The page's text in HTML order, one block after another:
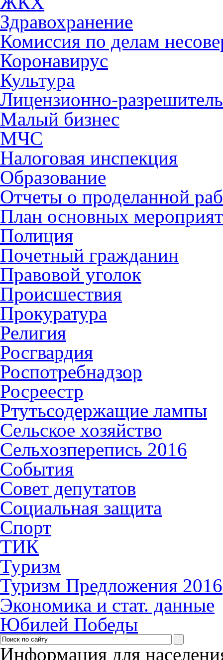
Здравохранение
Комиссия по делам
Коронавирус
Культура
Лицензионно-
Малый бизнес
МЧС
Налоговая инспекция
Образование
Отчеты о проделанной
План основных
Полиция
Почетный гражданин
Правовой уголок
Происшествия
Прокуратура
Религия
Росгвардия
Роспотребнадзор
Росреестр
Ртутьсодержащие лампы
Сельское хозяйство
Сельхозперепись 2016
События
Совет депутатов
Социальная защита
Спорт
ТИК
Туризм
Туризм Предложения 2016
Экономика и стат. данные
Юбилей Победы
Информация для